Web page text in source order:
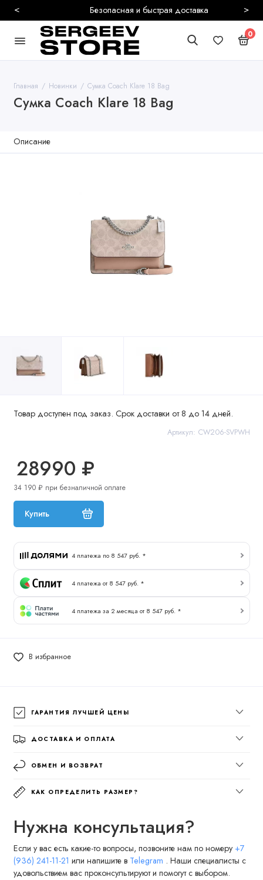
Безопасная и быстрая доставка
< >
0
Главная Новинки Сумка Coach Klare 18 Bag
Сумка Coach Klare 18 Bag
Описание
Товар доступен под заказ. Срок доставки от 8 до 14 дней.
Артикул: CW206-SVPWH
28990 ₽
34 190 ₽ при безналичной оплате
Купить
4 платежа по 8 547 руб. *
4 платежа от 8 547 руб. *
4 платежа за 2 месяца от 8 547 руб. *
В избранное
ГАРАНТИЯ ЛУЧШЕЙ ЦЕНЫ
ДОСТАВКА И ОПЛАТА
ОБМЕН И ВОЗВРАТ
КАК ОПРЕДЕЛИТЬ РАЗМЕР?
Нужна консультация?
Если у вас есть какие-то вопросы, позвоните нам по номеру +7
(936) 241-11-21 или напишите в Telegram . Наши специалисты с
удовольствием вас проконсультируют и помогут с выбором.